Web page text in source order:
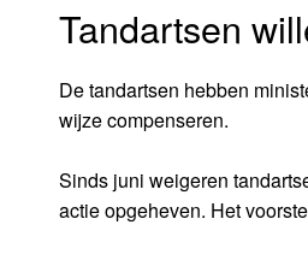
Tandartsen
De tandartsen hebben
wijze compenseren.
Sinds juni weigeren
actie opgeheven. Het